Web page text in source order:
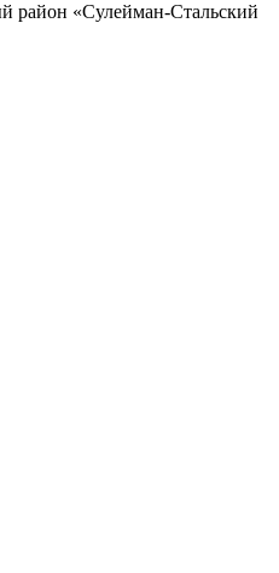
район «Сулейман-Стальский